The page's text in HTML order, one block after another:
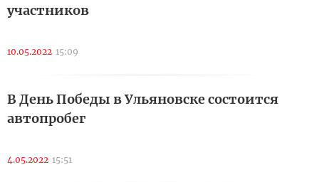
участников
10.05.2022 15:09
В День Победы в Ульяновске состоится
автопробег
4.05.2022 15:51